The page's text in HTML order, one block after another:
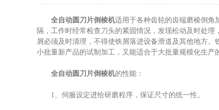
全自动圆刀片倒棱机适用于各种齿轮的齿端磨棱倒角
隔，工作时经常检查刀头的紧固情况，发现松动及时处
屑必须及时清理，不得使铁屑落进设备滑道及其他地方
小批量新产品的试制加工，又能适合于大批量规模化生产
全自动圆刀片倒棱机的性能：
1、伺服设定进给研磨程序，保证尺寸的统一性。